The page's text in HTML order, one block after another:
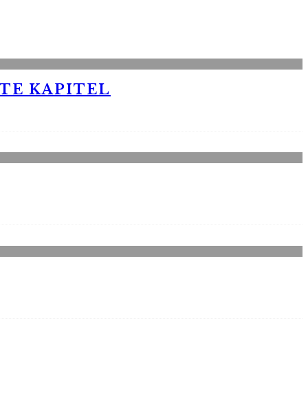
KAPITEL